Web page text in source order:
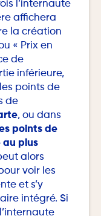
l’internaute
affichera
la création
« Prix en
de
inférieure,
points de
de
, ou dans
points de
au plus
alors
voir les
et s’y
intégré. Si